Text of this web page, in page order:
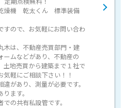
燥機 乾太くん 標準装備
すので、お気軽にお問い合わ
木は、不動産売買部門・建
ームなどがあり、不動産の
土地売買から建築まで１社で
軽にご相談下さい！！
があり、測量が必要です。
ます。
の共有私設管です。